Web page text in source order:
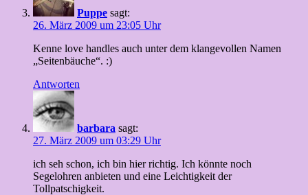
Puppe sagt:
26. März 2009 um 23:05 Uhr
Kenne love handles auch unter dem klangevollen Namen
„Seitenbäuche“. :)
Antworten
barbara sagt:
27. März 2009 um 03:29 Uhr
ich seh schon, ich bin hier richtig. Ich könnte noch
Segelohren anbieten und eine Leichtigkeit der
Tollpatschigkeit.